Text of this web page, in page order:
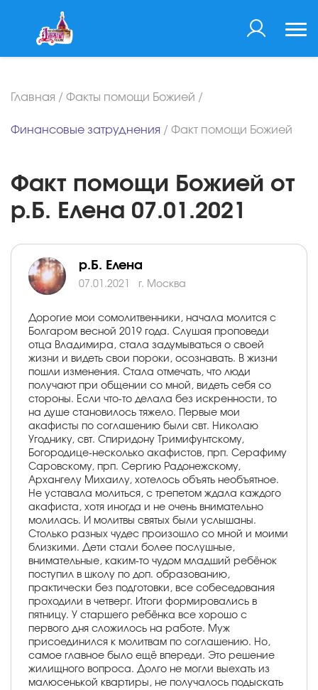
Главная / Факты помощи Божией /
Финансовые затруднения / Факт помощи Божией
Факт помощи Божией от
р.Б. Елена 07.01.2021
р.Б. Елена
07.01.2021 г. Москва
Дорогие мои сомолитвенники, начала молится с
Болгаром весной 2019 года. Слушая проповеди
отца Владимира, стала задумываться о своей
жизни и видеть свои пороки, осознавать. В жизни
пошли изменения. Стала отмечать, что люди
получают при общении со мной, видеть себя со
стороны. Если что-то делала без искренности, то
на душе становилось тяжело. Первые мои
акафисты по соглашению были свт. Николаю
Угоднику, свт. Спиридону Тримифунтскому,
Богородице-несколько акафистов, прп. Серафиму
Саровскому, прп. Сергию Радонежскому,
Архангелу Михаилу, хотелось объять необъятное.
Не уставала молиться, с трепетом ждала каждого
акафиста, хотя иногда и не очень внимательно
молилась. И молитвы святых были услышаны.
Столько разных чудес произошло со мной и моими
близкими. Дети стали более послушные,
внимательные, каким-то чудом младший ребёнок
поступил в школу по доп. образованию,
практически без подготовки, все собеседования
проходили в четверг. Итоги формировались в
пятницу. У старшего ребёнка все хорошо с
первого дня сложилось на работе. Муж
присоединился к молитвам по соглашению. Но,
самое главное было ещё впереди. Это решение
жилищного вопроса. Долго не могли выехать из
малюсенькой квартиры, не получалось подыскать